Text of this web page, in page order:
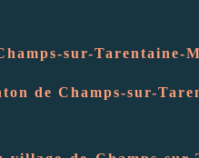
sur-
de Champs-sur-